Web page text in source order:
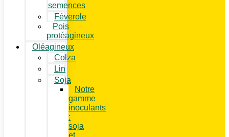
semences
Féverole
Pois
protéagineux
Oléagineux
Colza
Lin
Soja
Notre
gamme
inoculants
:
soja
et